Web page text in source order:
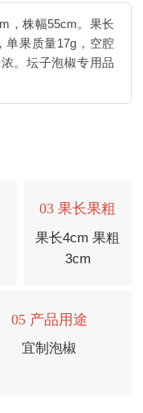
，株幅55cm。果长
单果质量17g，空腔
。坛子泡椒专用品
03 果长果粗
果长4cm 果粗
3cm
05 产品用途
宜制泡椒